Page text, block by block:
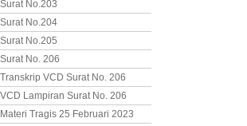
Surat No.203
Surat No.204
Surat No.205
Surat No. 206
Transkrip VCD Surat No. 206
VCD Lampiran Surat No. 206
Materi Tragis 25 Februari 2023